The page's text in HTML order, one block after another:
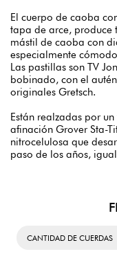
El cuerpo de caoba
tapa de arce, produce
mástil de caoba con
especialmente
Las pastillas son TV
bobinado, con el
originales Gretsch.
Están realzadas por
afinación Grover Sta-
nitrocelulosa que
paso de los años,
CANTIDAD DE CUERDAS